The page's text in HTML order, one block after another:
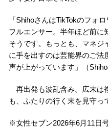
「ShihoさんはTikTokのフォ
フルエンサー。半年ほど前に
そうです。もっとも、マネジ
に手を出すのは芸能界のご法
声が上がっています」（Shiho
再出発も波乱含み。広末は
も、ふたりの行く末を見守っ
※女性セブン2026年6月11日